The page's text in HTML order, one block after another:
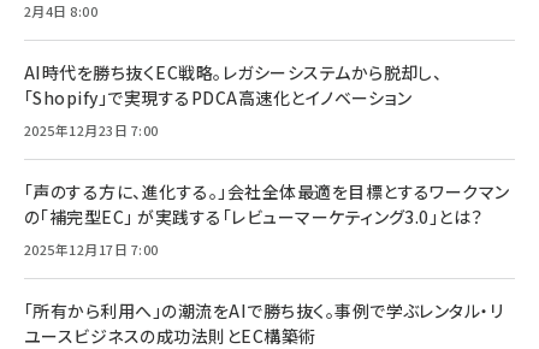
2月4日 8:00
AI時代を勝ち抜くEC戦略。レガシーシステムから脱却し、
「Shopify」で実現するPDCA高速化とイノベーション
2025年12月23日 7:00
「声のする方に、進化する。」会社全体最適を目標とするワークマン
の「補完型EC」 が実践する「レビューマーケティング3.0」とは？
2025年12月17日 7:00
「所有から利用へ」の潮流をAIで勝ち抜く。事例で学ぶレンタル・リ
ユースビジネスの成功法則とEC構築術